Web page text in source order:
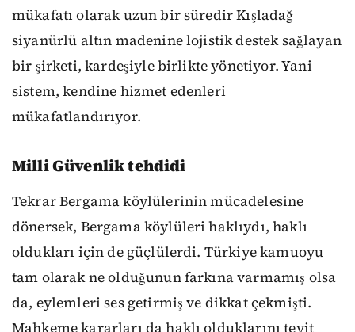
mükafatı olarak uzun bir süredir Kışladağ
siyanürlü altın madenine lojistik destek sağlayan
bir şirketi, kardeşiyle birlikte yönetiyor. Yani
sistem, kendine hizmet edenleri
mükafatlandırıyor.
Milli Güvenlik tehdidi
Tekrar Bergama köylülerinin mücadelesine
dönersek, Bergama köylüleri haklıydı, haklı
oldukları için de güçlülerdi. Türkiye kamuoyu
tam olarak ne olduğunun farkına varmamış olsa
da, eylemleri ses getirmiş ve dikkat çekmişti.
Mahkeme kararları da haklı olduklarını teyit